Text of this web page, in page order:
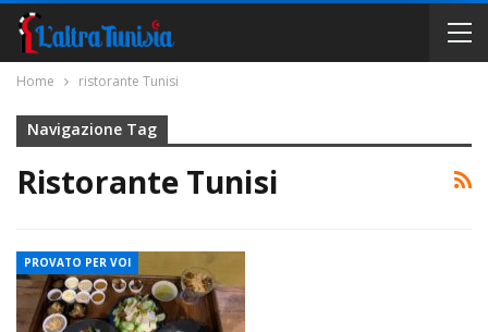
Home ristorante Tunisi
Navigazione Tag
Ristorante Tunisi
PROVATO PER VOI